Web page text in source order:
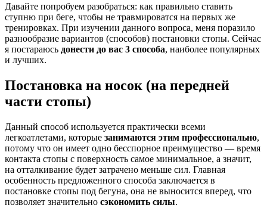
Давайте попробуем разобраться: как правильно ставить
ступню при беге, чтобы не травмироватся на первых же
тренировках. При изучении данного вопроса, меня поразило
разнообразие вариантов (способов) постановки стопы. Сейчас
я постараюсь донести до вас 3 способа, наиболее популярных
и лучших.
Постановка на носок (на передней
части стопы)
Данный способ используется практически всеми
легкоатлетами, которые занимаются этим профессионально,
потому что он имеет одно бесспорное преимущество — время
контакта стопы с поверхность самое минимальное, а значит,
на отталкивание будет затрачено меньше сил. Главная
особенность предложенного способа заключается в
постановке стопы под бегуна, она не выносится вперед, что
позволяет значительно сэкономить силы.